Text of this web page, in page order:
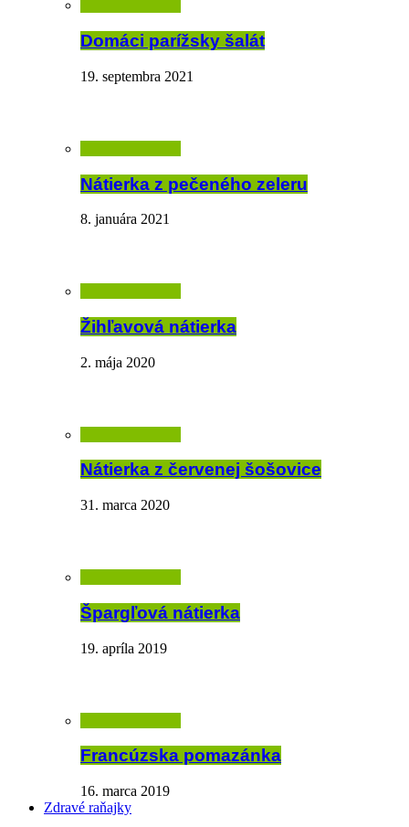
Domáci parížsky šalát
19. septembra 2021
Nátierka z pečeného zeleru
8. januára 2021
Žihľavová nátierka
2. mája 2020
Nátierka z červenej šošovice
31. marca 2020
Špargľová nátierka
19. apríla 2019
Francúzska pomazánka
16. marca 2019
Zdravé raňajky